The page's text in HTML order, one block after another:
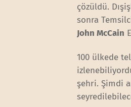
çözüldü.
sonra
John McCain
100 ülkede
şehri. Şimdi